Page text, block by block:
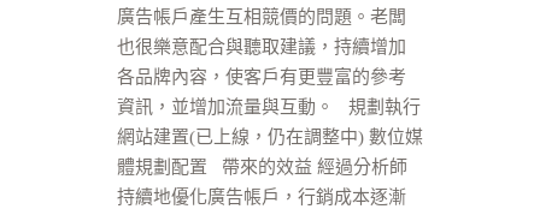
廣告帳戶產生互相競價的問題。老闆
也很樂意配合與聽取建議，持續增加
各品牌內容，使客戶有更豐富的參考
資訊，並增加流量與互動。 規劃執行
網站建置(已上線，仍在調整中) 數位媒
體規劃配置 帶來的效益 經過分析師
持續地優化廣告帳戶，行銷成本逐漸